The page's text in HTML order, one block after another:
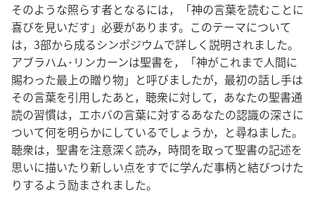
そのような照らす者となるには，「神の言葉を読むことに
喜びを見いだす」必要があります。このテーマについて
は，3部から成るシンポジウムで詳しく説明されました。
アブラハム･リンカーンは聖書を，「神がこれまで人間に
賜わった最上の贈り物」と呼びましたが，最初の話し手は
その言葉を引用したあと，聴衆に対して，あなたの聖書通
読の習慣は，エホバの言葉に対するあなたの認識の深さに
ついて何を明らかにしているでしょうか，と尋ねました。
聴衆は，聖書を注意深く読み，時間を取って聖書の記述を
思いに描いたり新しい点をすでに学んだ事柄と結びつけた
りするよう励まされました。